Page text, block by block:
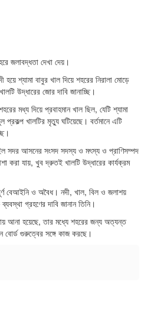
জলাবদ্ধতা দেখা দেয়।
শ্যামা বাবুর খাল দিয়ে শহরের নিরালা মোড়ে
উদ্ধারের জোর দাবি জানাচ্ছি।
মধ্য দিয়ে প্রবাহমান খাল ছিল, যেটি শ্যামা
খালটির মৃত্যু ঘটিয়েছে। বর্তমানে এটি
সদর আসনের সংসদ সদস্য ও মৎস্য ও প্রাণিসম্পদ
করা যায়, খুব দ্রুতই খালটি উদ্ধারের কার্যক্রম
বেআইনি ও অবৈধ। নদী, খাল, বিল ও জলাশয়
গ্রহণের দাবি জানান তিনি।
আনা হয়েছে, তার মধ্যে শহরের জন্য অত্যন্ত
গুরুত্বের সঙ্গে কাজ করছে।